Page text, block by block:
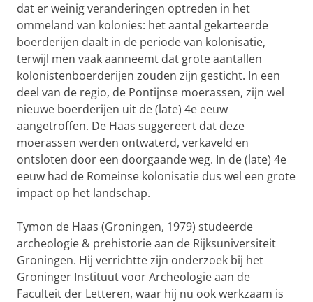
dat er weinig veranderingen optreden in het
ommeland van kolonies: het aantal gekarteerde
boerderijen daalt in de periode van kolonisatie,
terwijl men vaak aanneemt dat grote aantallen
kolonistenboerderijen zouden zijn gesticht. In een
deel van de regio, de Pontijnse moerassen, zijn wel
nieuwe boerderijen uit de (late) 4e eeuw
aangetroffen. De Haas suggereert dat deze
moerassen werden ontwaterd, verkaveld en
ontsloten door een doorgaande weg. In de (late) 4e
eeuw had de Romeinse kolonisatie dus wel een grote
impact op het landschap.
Tymon de Haas (Groningen, 1979) studeerde
archeologie & prehistorie aan de Rijksuniversiteit
Groningen. Hij verrichtte zijn onderzoek bij het
Groninger Instituut voor Archeologie aan de
Faculteit der Letteren, waar hij nu ook werkzaam is